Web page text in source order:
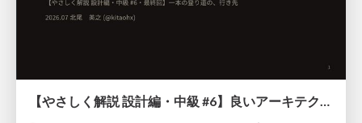
【やさしく解説 設計編・中級 #6】良いアーキテクチャとは ～ 一本の登り道の、行き先 ～